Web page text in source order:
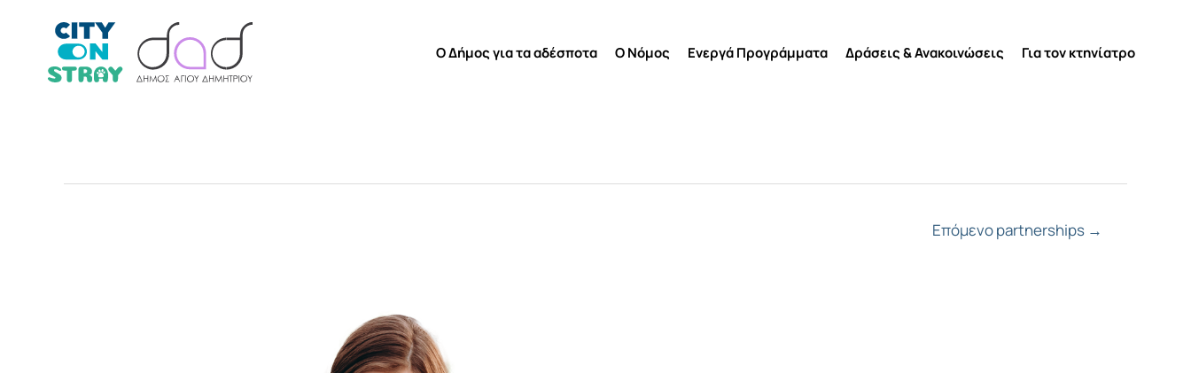
Ο Δήμος για τα αδέσποτα Ο Νόμος Ενεργά Προγράμματα Δράσεις & Ανακοινώσεις Για τον κτηνίατρο
Επόμενο partnerships →